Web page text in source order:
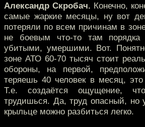
Александр Скробач. Конечно,
самые жаркие месяцы, ну вот
потеряли по всем причинам в
не боевым что-то там порядка
убитыми, умершими. Вот.
зоне АТО 60-70 тысяч стоит
обороны, на первой,
теряешь 40 человек в месяц,
Т.е. создаётся ощущение,
трудишься. Да, труд опасный, но
крыльце можно разбиться легко.